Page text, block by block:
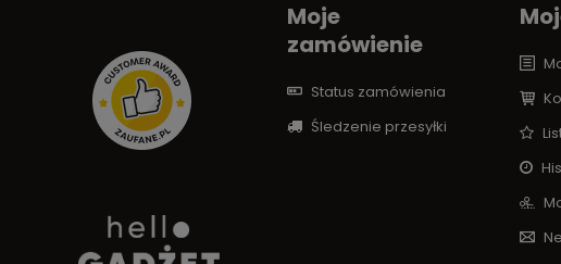
Moje
zamówienie
Status zamówienia
Śledzenie przesyłki